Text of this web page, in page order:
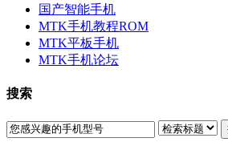
国产智能手机
MTK手机教程ROM
MTK平板手机
MTK手机论坛
搜索